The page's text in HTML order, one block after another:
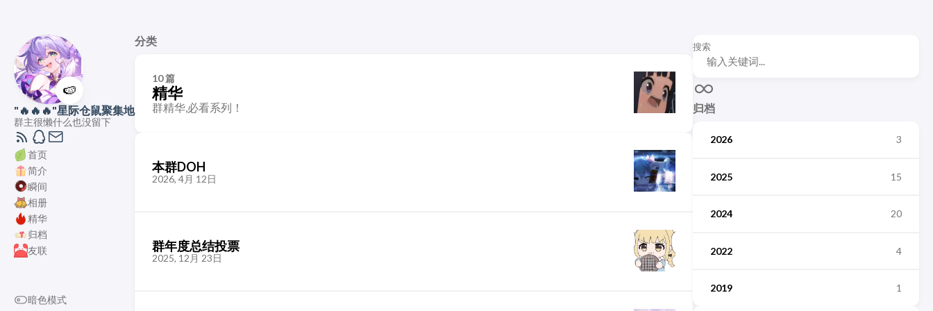
🍉
"🔥🔥🔥"星际仓鼠聚集地
群主很懒什么也没留下
首页
简介
瞬间
相册
精华
归档
友联
暗色模式
搜索
归档
2026 3
2025 15
2024 20
2022 4
2019 1
分类
10 篇
精华
群精华,必看系列！
本群DOH
2026, 4月 12日
群年度总结投票
2025, 12月 23日